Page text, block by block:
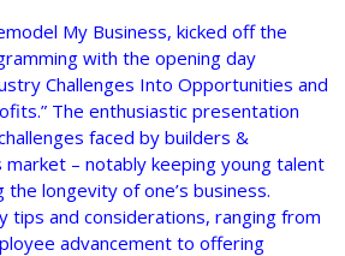
My Business, kicked off the
with the opening day
Challenges Into Opportunities and
The enthusiastic presentation
faced by builders &
market – notably keeping young talent
the longevity of one’s business.
tips and considerations, ranging from
advancement to offering